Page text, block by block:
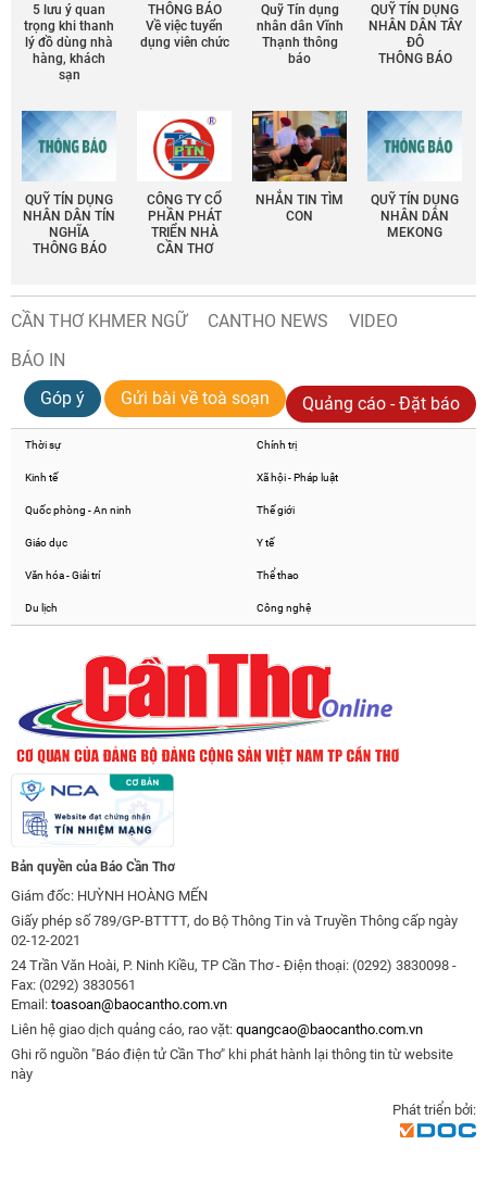
5 lưu ý quan
trọng khi thanh
lý đồ dùng nhà
hàng, khách
sạn
THÔNG BÁO
Về việc tuyển
dụng viên chức
Quỹ Tín dụng
nhân dân Vĩnh
Thạnh thông
báo
QUỸ TÍN DỤNG
NHÂN DÂN TÂY
ĐÔ
THÔNG BÁO
QUỸ TÍN DỤNG
NHÂN DÂN TÍN
NGHĨA
THÔNG BÁO
CÔNG TY CỔ
PHẦN PHÁT
TRIỂN NHÀ
CẦN THƠ
NHẮN TIN TÌM
CON
QUỸ TÍN DỤNG
NHÂN DÂN
MEKONG
CẦN THƠ KHMER NGỮ CANTHO NEWS
VIDEO
BÁO IN
Góp ý
Gửi bài về toà soạn Quảng cáo - Đặt báo
Thời sự Chính trị
Kinh tế Xã hội - Pháp luật
Quốc phòng - An ninh Thế giới
Giáo dục Y tế
Văn hóa - Giải trí Thể thao
Du lịch Công nghệ
Bản quyền của Báo Cần Thơ
Giám đốc: HUỲNH HOÀNG MẾN
Giấy phép số 789/GP-BTTTT, do Bộ Thông Tin và Truyền Thông cấp ngày
02-12-2021
24 Trần Văn Hoài, P. Ninh Kiều, TP Cần Thơ - Điện thoại: (0292) 3830098 -
Fax: (0292) 3830561
Email: toasoan@baocantho.com.vn
Liên hệ giao dịch quảng cáo, rao vặt: quangcao@baocantho.com.vn
Ghi rõ nguồn "Báo điện tử Cần Thơ" khi phát hành lại thông tin từ website
này
Phát triển bởi: